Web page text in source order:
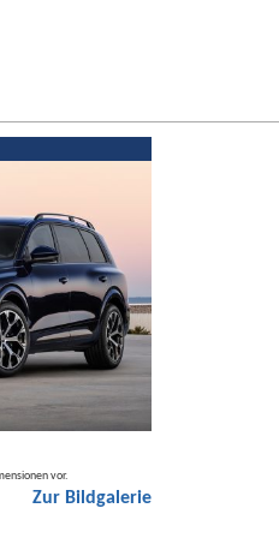
vor.
Zur Bildgalerie